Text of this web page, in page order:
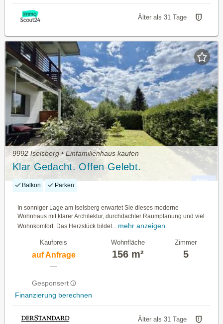
Älter als 31 Tage
9992 Iselsberg • Einfamilienhaus kaufen
Klar Gedacht. Offen Gelebt.
Balkon Parken
In sonniger Lage am Iselsberg erwartet Sie dieses moderne
Wohnhaus mit klarer Architektur, durchdachter Raumplanung und viel
Wohnkomfort. Das Herzstück bildet... mehr anzeigen
Kaufpreis
auf Anfrage
—
Gesponsert
Finanzierung berechnen
Wohnfläche
156 m²
Zimmer
5
Älter als 31 Tage